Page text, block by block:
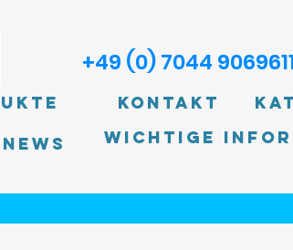
News
+49 (0) 7044
Kontakt
Wichtige